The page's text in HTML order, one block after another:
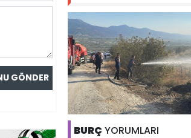
BURÇ YORUMLARI